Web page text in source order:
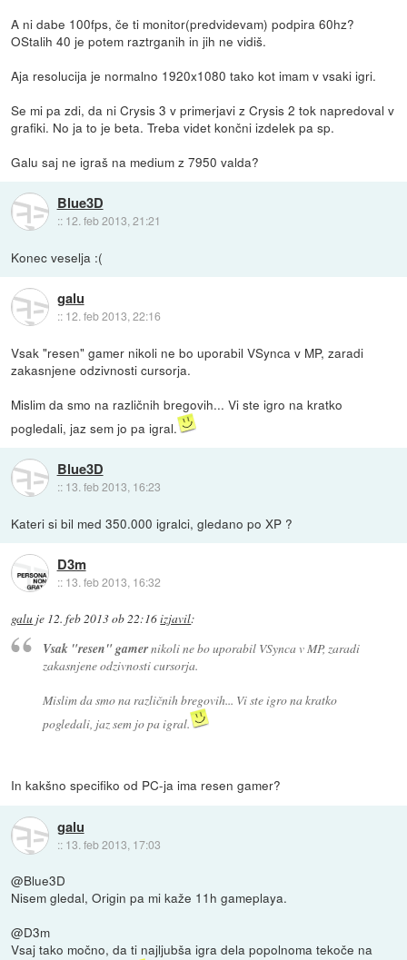
A ni dabe 100fps, če ti monitor(predvidevam) podpira 60hz?
OStalih 40 je potem raztrganih in jih ne vidiš.
Aja resolucija je normalno 1920x1080 tako kot imam v vsaki igri.
Se mi pa zdi, da ni Crysis 3 v primerjavi z Crysis 2 tok napredoval v
grafiki. No ja to je beta. Treba videt končni izdelek pa sp.
Galu saj ne igraš na medium z 7950 valda?
Blue3D
:: 12. feb 2013, 21:21
Konec veselja :(
galu
:: 12. feb 2013, 22:16
Vsak "resen" gamer nikoli ne bo uporabil VSynca v MP, zaradi
zakasnjene odzivnosti cursorja.
Mislim da smo na različnih bregovih... Vi ste igro na kratko
pogledali, jaz sem jo pa igral.
Blue3D
:: 13. feb 2013, 16:23
Kateri si bil med 350.000 igralci, gledano po XP ?
D3m
:: 13. feb 2013, 16:32
galu je 12. feb 2013 ob 22:16izjavil:
Vsak "resen" gamernikoli ne bo uporabil VSynca v MP, zaradi
zakasnjene odzivnosti cursorja.
Mislim da smo na različnih bregovih... Vi ste igro na kratko
pogledali, jaz sem jo pa igral.
In kakšno specifiko od PC-ja ima resen gamer?
galu
:: 13. feb 2013, 17:03
@Blue3D
Nisem gledal, Origin pa mi kaže 11h gameplaya.
@D3m
Vsaj tako močno, da ti najljubša igra dela popolnoma tekoče na